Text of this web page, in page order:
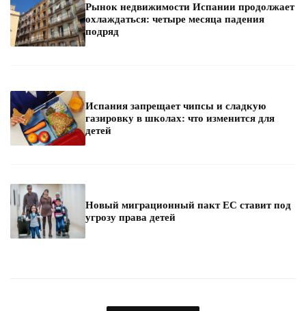
Рынок недвижимости Испании продолжает
охлаждаться: четыре месяца падения
подряд
Испания запрещает чипсы и сладкую
газировку в школах: что изменится для
детей
Новый миграционный пакт ЕС ставит под
угрозу права детей